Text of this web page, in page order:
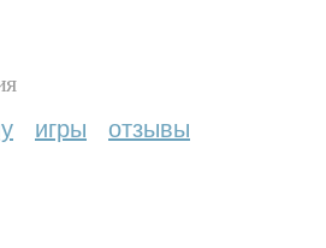
игры отзывы